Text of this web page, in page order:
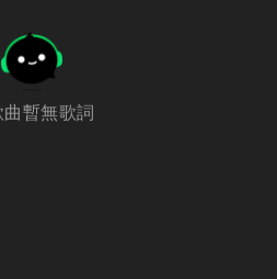
曲暫無歌詞